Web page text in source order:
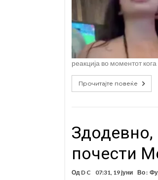
реакција во моментот
Прочитајте повеќе
Здодевно,
почести
Од D C 07:31, 19 јуни Во :